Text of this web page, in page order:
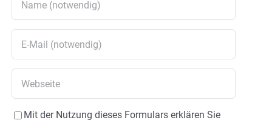
Mit der Nutzung dieses Formulars erklären Sie